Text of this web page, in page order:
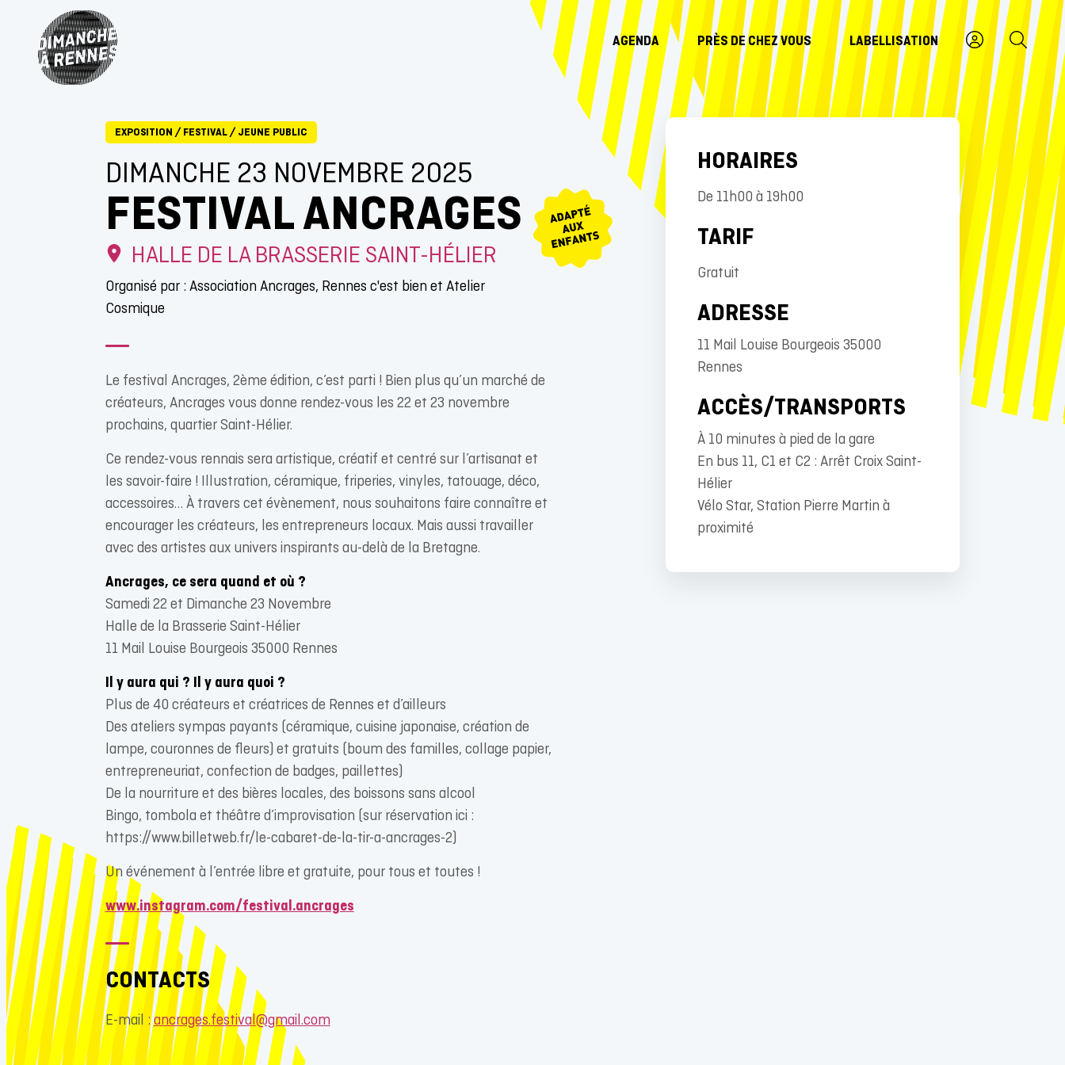
AGENDA PRÈS DE CHEZ VOUS LABELLISATION
EXPOSITION / FESTIVAL/ JEUNE PUBLIC
DIMANCHE 23 NOVEMBRE 2025
FESTIVAL ANCRAGES
HALLE DE LA BRASSERIE SAINT-HÉLIER
Organisé par : Association Ancrages, Rennes c'est bien et Atelier
Cosmique
Le festival Ancrages, 2ème édition, c’est parti ! Bien plus qu’un marché de
créateurs, Ancrages vous donne rendez-vous les 22 et 23 novembre
prochains, quartier Saint-Hélier.
Ce rendez-vous rennais sera artistique, créatif et centré sur l’artisanat et
les savoir-faire ! Illustration, céramique, friperies, vinyles, tatouage, déco,
accessoires… À travers cet évènement, nous souhaitons faire connaître et
encourager les créateurs, les entrepreneurs locaux. Mais aussi travailler
avec des artistes aux univers inspirants au-delà de la Bretagne.
Ancrages, ce sera quand et où ?
Samedi 22 et Dimanche 23 Novembre
Halle de la Brasserie Saint-Hélier
11 Mail Louise Bourgeois 35000 Rennes
Il y aura qui ? Il y aura quoi ?
Plus de 40 créateurs et créatrices de Rennes et d’ailleurs
Des ateliers sympas payants (céramique, cuisine japonaise, création de
lampe, couronnes de fleurs) et gratuits (boum des familles, collage papier,
entrepreneuriat, confection de badges, paillettes)
De la nourriture et des bières locales, des boissons sans alcool
Bingo, tombola et théâtre d’improvisation (sur réservation ici :
https://www.billetweb.fr/le-cabaret-de-la-tir-a-ancrages-2)
Un événement à l’entrée libre et gratuite, pour tous et toutes !
www.instagram.com/festival.ancrages
CONTACTS
E-mail :ancrages.festival@gmail.com
HORAIRES
De 11h00 à 19h00
TARIF
Gratuit
ADRESSE
11 Mail Louise Bourgeois 35000
Rennes
ACCÈS/TRANSPORTS
À 10 minutes à pied de la gare
En bus 11, C1 et C2 : Arrêt Croix Saint-
Hélier
Vélo Star, Station Pierre Martin à
proximité